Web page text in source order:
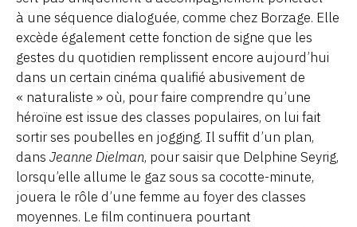
à une séquence dialoguée, comme chez Borzage. Elle
excède également cette fonction de signe que les
gestes du quotidien remplissent encore aujourd’hui
dans un certain cinéma qualifié abusivement de
« naturaliste » où, pour faire comprendre qu’une
héroïne est issue des classes populaires, on lui fait
sortir ses poubelles en jogging. Il suffit d’un plan,
dans Jeanne Dielman, pour saisir que Delphine Seyrig,
lorsqu’elle allume le gaz sous sa cocotte-minute,
jouera le rôle d’une femme au foyer des classes
moyennes. Le film continuera pourtant